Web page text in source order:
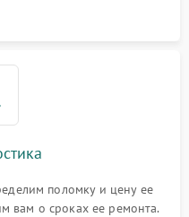
поломку и цену ее
вам о сроках ее ремонта.